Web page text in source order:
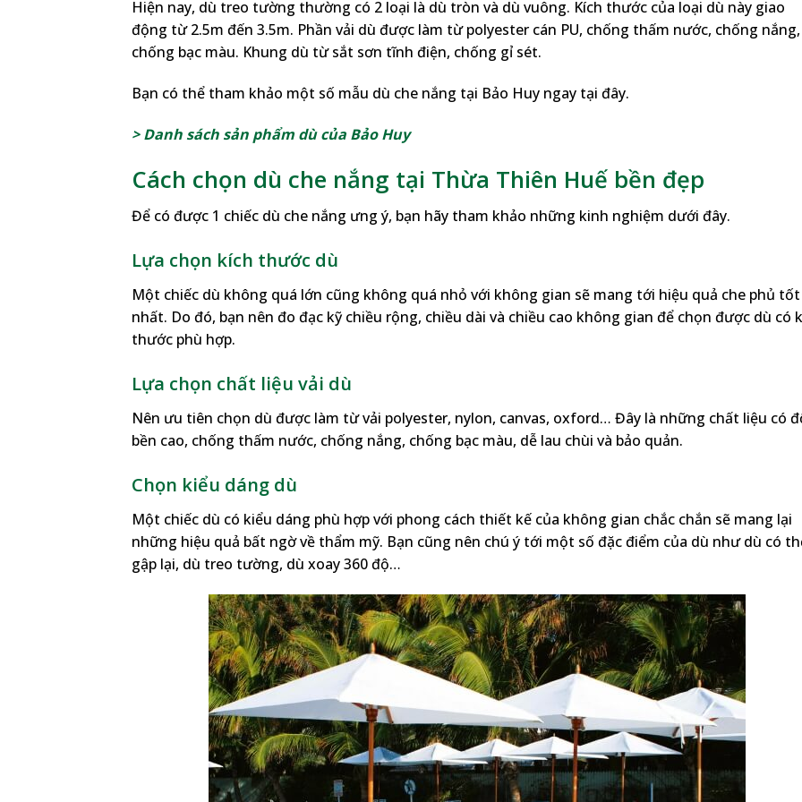
Hiện nay, dù treo tường thường có 2 loại là dù tròn và dù vuông. Kích thước của loại dù này giao
động từ 2.5m đến 3.5m. Phần vải dù được làm từ polyester cán PU, chống thấm nước, chống nắng,
chống bạc màu. Khung dù từ sắt sơn tĩnh điện, chống gỉ sét.
Bạn có thể tham khảo một số mẫu dù che nắng tại Bảo Huy ngay tại đây.
> Danh sách sản phẩm dù của Bảo Huy
Cách chọn dù che nắng tại Thừa Thiên Huế bền đẹp
Để có được 1 chiếc dù che nắng ưng ý, bạn hãy tham khảo những kinh nghiệm dưới đây.
Lựa chọn kích thước dù
Một chiếc dù không quá lớn cũng không quá nhỏ với không gian sẽ mang tới hiệu quả che phủ tốt
nhất. Do đó, bạn nên đo đạc kỹ chiều rộng, chiều dài và chiều cao không gian để chọn được dù có
thước phù hợp.
Lựa chọn chất liệu vải dù
Nên ưu tiên chọn dù được làm từ vải polyester, nylon, canvas, oxford… Đây là những chất liệu có
bền cao, chống thấm nước, chống nắng, chống bạc màu, dễ lau chùi và bảo quản.
Chọn kiểu dáng dù
Một chiếc dù có kiểu dáng phù hợp với phong cách thiết kế của không gian chắc chắn sẽ mang lại
những hiệu quả bất ngờ về thẩm mỹ. Bạn cũng nên chú ý tới một số đặc điểm của dù như dù có
gập lại, dù treo tường, dù xoay 360 độ…